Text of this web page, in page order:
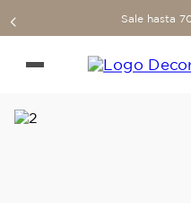
Sale hasta